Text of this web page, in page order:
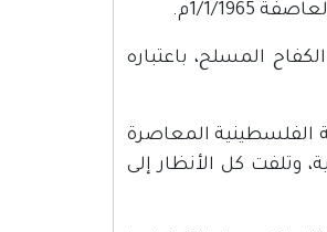
1965م.
المسلح، باعتباره
حقيقية لحركة المقاومة الفلسطينية المعاصرة
وتلفت كل الأنظار إلى